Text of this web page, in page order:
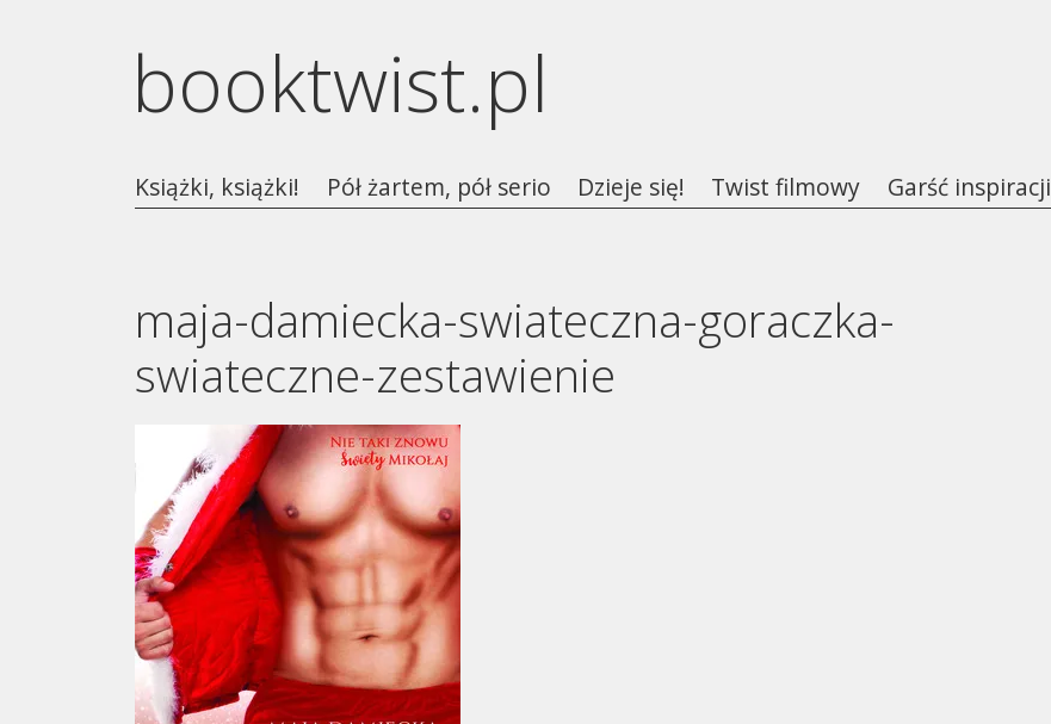
booktwist.pl
Książki, książki! Pół żartem, pół serio Dzieje się! Twist filmowy Garść inspiracji
maja-damiecka-swiateczna-goraczka-
swiateczne-zestawienie